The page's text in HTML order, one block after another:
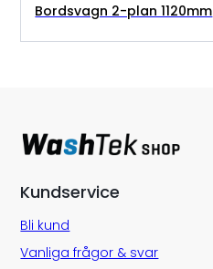
Bordsvagn 2-plan 1120mm
Kundservice
Bli kund
Vanliga frågor & svar